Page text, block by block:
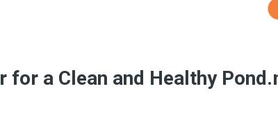
a Clean and Healthy